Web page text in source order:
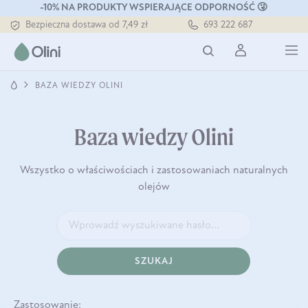
-10% NA PRODUKTY WSPIERAJĄCE ODPORNOŚĆ 🤧
Bezpieczna dostawa od 7,49 zł
Darmowa dostawa od 199 zł
Tłoczony zawsze na zimno
693 222 687
BAZA WIEDZY OLINI
Baza wiedzy Olini
Wszystko o właściwościach i zastosowaniach naturalnych
olejów
SZUKAJ
Zastosowanie: